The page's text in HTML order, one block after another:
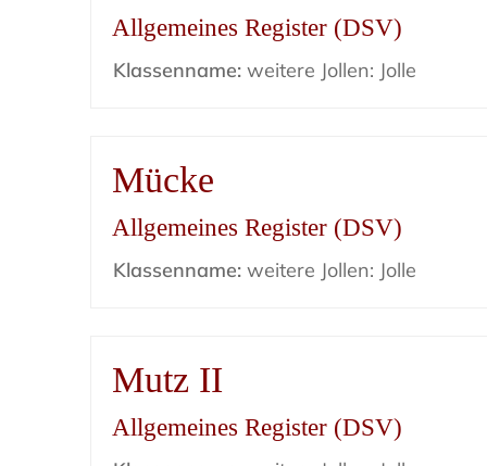
Allgemeines Register (DSV)
Klassenname: weitere Jollen: Jolle
Mücke
Allgemeines Register (DSV)
Klassenname: weitere Jollen: Jolle
Mutz II
Allgemeines Register (DSV)